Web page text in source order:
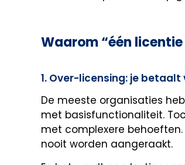
Waarom “één
1. Over-licensing: je
De meeste organisaties
met basisfunctionaliteit.
met complexere
nooit worden aangeraakt.